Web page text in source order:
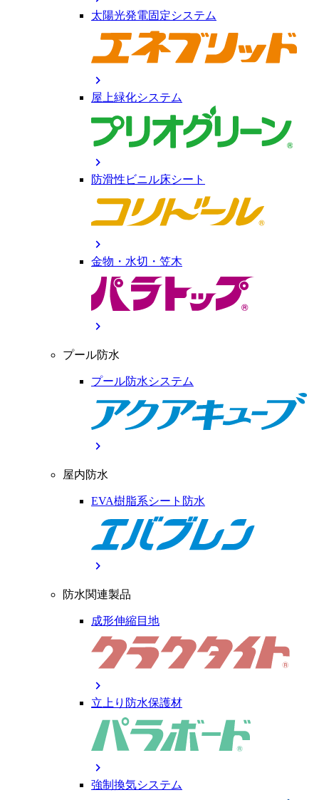
太陽光発電固定システム
chevron_right
屋上緑化システム
chevron_right
防滑性ビニル床シート
chevron_right
金物・水切・笠木
chevron_right
プール防水
プール防水システム
chevron_right
屋内防水
EVA樹脂系シート防水
chevron_right
防水関連製品
成形伸縮目地
chevron_right
立上り防水保護材
chevron_right
強制換気システム